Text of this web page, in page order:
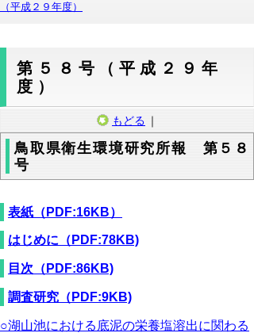
（平成２９年度）
第５８号（平成２９年
度）
もどる ｜
鳥取県衛生環境研究所報 第５８
号
表紙（PDF:16KB）
はじめに（PDF:78KB)
目次（PDF:86KB)
調査研究（PDF:9KB)
○湖山池における底泥の栄養塩溶出に関わる